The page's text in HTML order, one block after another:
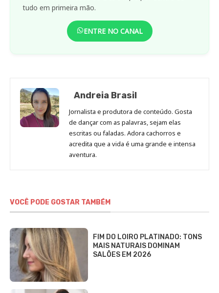
tudo em primeira mão.
ENTRE NO CANAL
Andreia Brasil
Jornalista e produtora de conteúdo. Gosta
de dançar com as palavras, sejam elas
escritas ou faladas. Adora cachorros e
acredita que a vida é uma grande e intensa
aventura.
VOCÊ PODE GOSTAR TAMBÉM
FIM DO LOIRO PLATINADO: TONS
MAIS NATURAIS DOMINAM
SALÕES EM 2026